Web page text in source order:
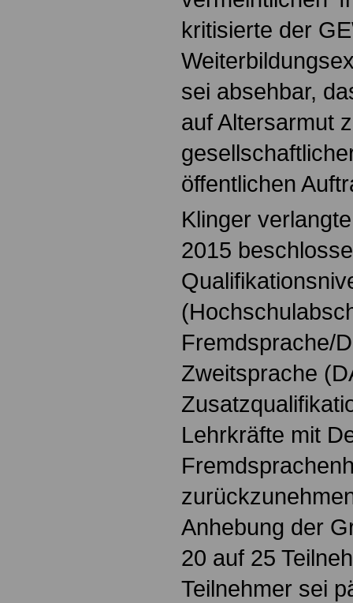
kritisierte der
sei absehbar,
auf Altersarmut
öffentlichen
Klinger
2015
Fremdsprache/
Zweitsprache
Lehrkräfte mit
Anhebung der
20 auf 25
Teilnehmer sei